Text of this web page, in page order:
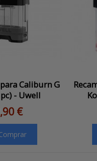
Caliburn G
- Uwell
€